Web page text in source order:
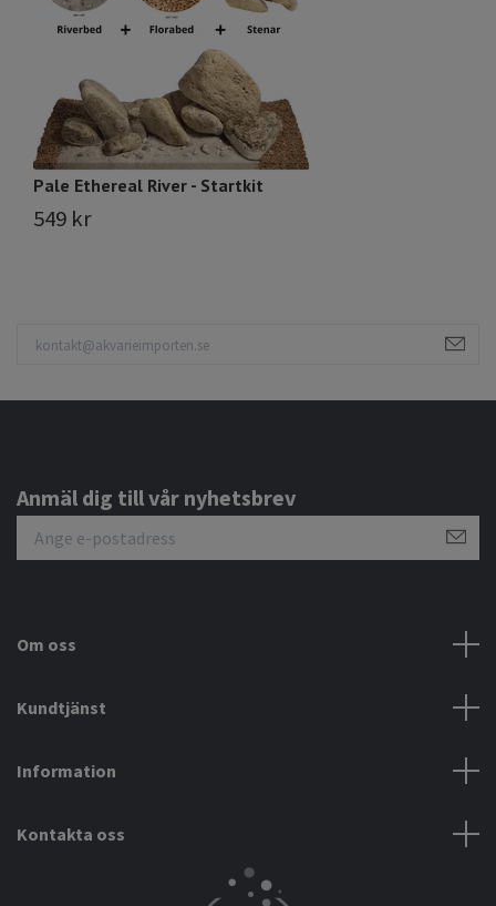
Pale Ethereal River - Startkit
549 kr
Anmäl dig till vår nyhetsbrev
Om oss
Kundtjänst
Information
Kontakta oss